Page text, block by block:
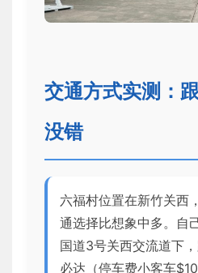
交通方式实测：
没错
六福村位置在新竹关西
通选择比想象中多。自
国道3号关西交流道下
必达（停车费小客车